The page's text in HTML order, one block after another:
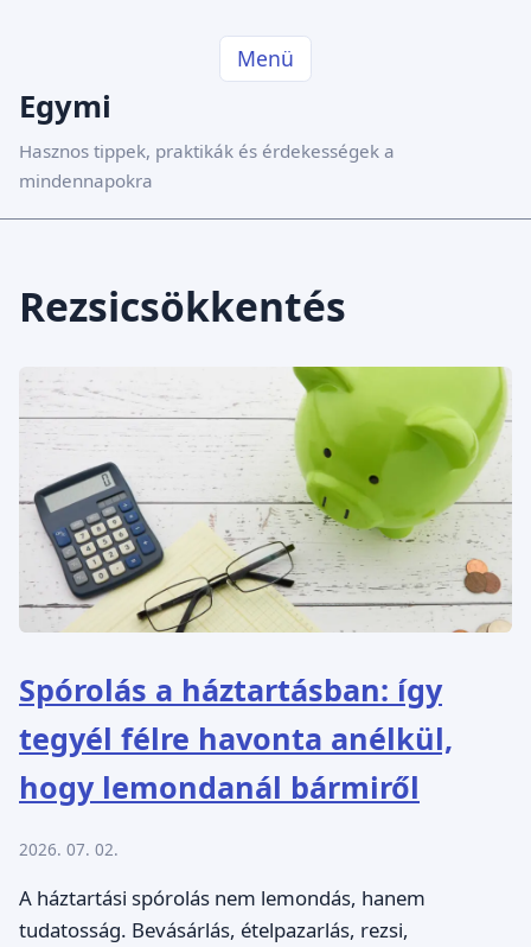
Menü
Egymi
Hasznos tippek, praktikák és érdekességek a
mindennapokra
Rezsicsökkentés
Spórolás a háztartásban: így
tegyél félre havonta anélkül,
hogy lemondanál bármiről
2026. 07. 02.
A háztartási spórolás nem lemondás, hanem
tudatosság. Bevásárlás, ételpazarlás, rezsi,